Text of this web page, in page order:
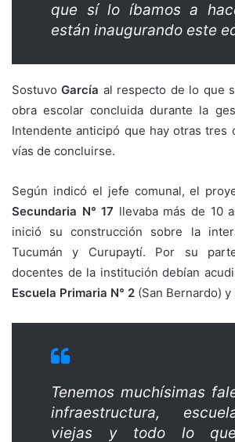
que sí lo íbamos a
están inaugurando este
SostuvoGarcía al respecto de lo que
obra escolar concluida durante la
Intendente anticipó que hay otras tres
vías de concluirse.
Según indicó el jefe comunal, el
Secundaria N° 17 llevaba más de 10
inició su construcción sobre la
Tucumán y Curupaytí. Por su
docentes de la institución debían
Escuela Primaria N° 2 (San Bernardo) y
Tenemos muchísimas
infraestructura,
viejas y todo lo